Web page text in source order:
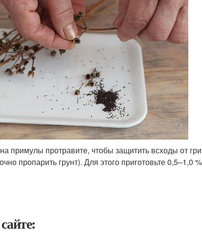
примулы протравите, чтобы защитить всходы от
пропарить грунт). Для этого приготовьте 0,5–1,0